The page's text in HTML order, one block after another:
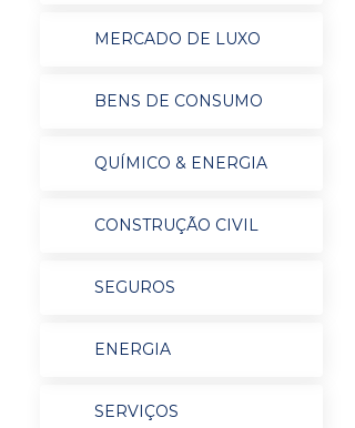
MERCADO DE LUXO
BENS DE CONSUMO
QUÍMICO & ENERGIA
CONSTRUÇÃO CIVIL
SEGUROS
ENERGIA
SERVIÇOS